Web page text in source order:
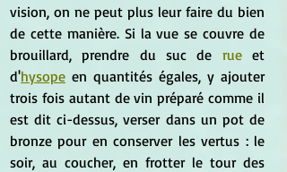
vision, on ne peut plus leur faire du bien
de cette manière. Si la vue se couvre de
brouillard, prendre du suc de rue et
d'hysope en quantités égales, y ajouter
trois fois autant de vin préparé comme il
est dit ci-dessus, verser dans un pot de
bronze pour en conserver les vertus : le
soir, au coucher, en frotter le tour des